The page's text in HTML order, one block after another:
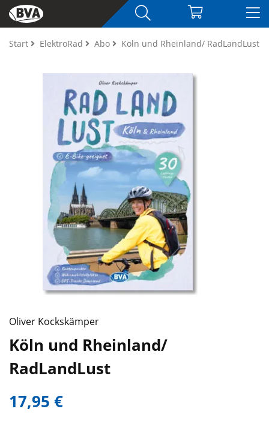
Start ElektroRad Abo Köln und Rheinland/ RadLandLust
Oliver Kockskämper
Köln und Rheinland/
RadLandLust
17,95 €